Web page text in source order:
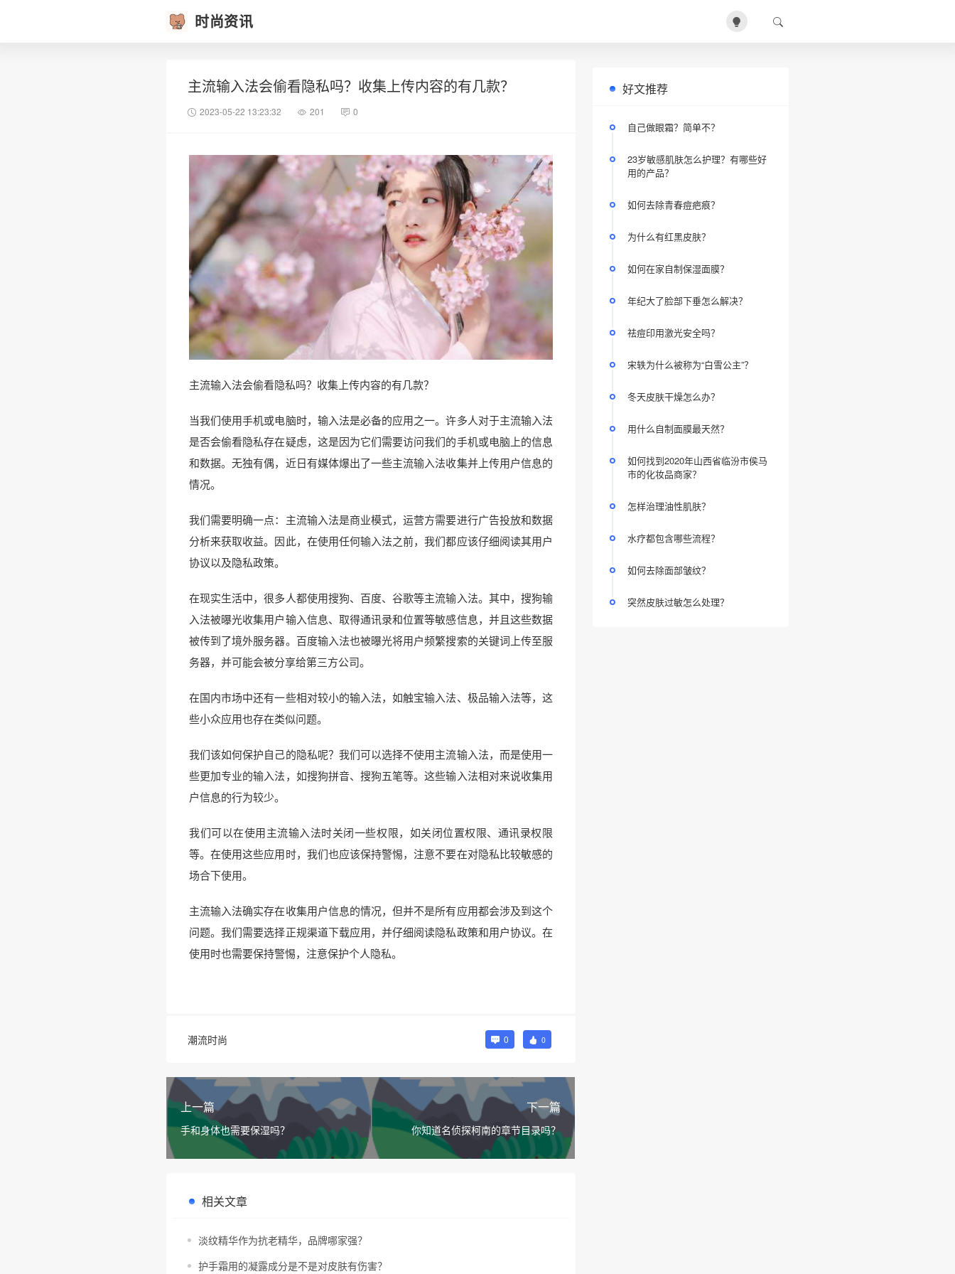
时尚资讯
主流输入法会偷看隐私吗？收集上传内容的有几款？
2023-05-22 13:23:32 201 0
主流输入法会偷看隐私吗？收集上传内容的有几款？
当我们使用手机或电脑时，输入法是必备的应用之一。许多人对于主流输入法
是否会偷看隐私存在疑虑，这是因为它们需要访问我们的手机或电脑上的信息
和数据。无独有偶，近日有媒体爆出了一些主流输入法收集并上传用户信息的
情况。
我们需要明确一点：主流输入法是商业模式，运营方需要进行广告投放和数据
分析来获取收益。因此，在使用任何输入法之前，我们都应该仔细阅读其用户
协议以及隐私政策。
在现实生活中，很多人都使用搜狗、百度、谷歌等主流输入法。其中，搜狗输
入法被曝光收集用户输入信息、取得通讯录和位置等敏感信息，并且这些数据
被传到了境外服务器。百度输入法也被曝光将用户频繁搜索的关键词上传至服
务器，并可能会被分享给第三方公司。
在国内市场中还有一些相对较小的输入法，如触宝输入法、极品输入法等，这
些小众应用也存在类似问题。
我们该如何保护自己的隐私呢？我们可以选择不使用主流输入法，而是使用一
些更加专业的输入法，如搜狗拼音、搜狗五笔等。这些输入法相对来说收集用
户信息的行为较少。
我们可以在使用主流输入法时关闭一些权限，如关闭位置权限、通讯录权限
等。在使用这些应用时，我们也应该保持警惕，注意不要在对隐私比较敏感的
场合下使用。
主流输入法确实存在收集用户信息的情况，但并不是所有应用都会涉及到这个
问题。我们需要选择正规渠道下载应用，并仔细阅读隐私政策和用户协议。在
使用时也需要保持警惕，注意保护个人隐私。
潮流时尚 0 0
上一篇
手和身体也需要保湿吗？
下一篇
你知道名侦探柯南的章节目录吗？
相关文章
淡纹精华作为抗老精华，品牌哪家强？
护手霜用的凝露成分是不是对皮肤有伤害？
好文推荐
自己做眼霜？简单不？
23岁敏感肌肤怎么护理？有哪些好
用的产品？
如何去除青春痘疤痕？
为什么有红黑皮肤？
如何在家自制保湿面膜？
年纪大了脸部下垂怎么解决？
祛痘印用激光安全吗？
宋轶为什么被称为“白雪公主”？
冬天皮肤干燥怎么办？
用什么自制面膜最天然？
如何找到2020年山西省临汾市侯马
市的化妆品商家？
怎样治理油性肌肤？
水疗都包含哪些流程？
如何去除面部皱纹？
突然皮肤过敏怎么处理？